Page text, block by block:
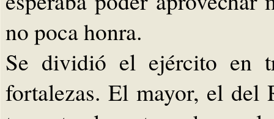
no poca honra.
Se dividió el ejército en
fortalezas. El mayor, el del